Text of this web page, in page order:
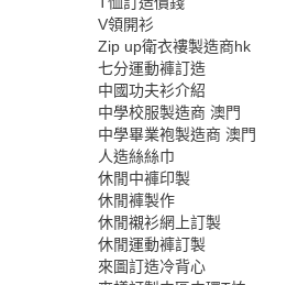
V領開衫
Zip up衛衣褸製造商hk
七分運動褲訂造
中國功夫衫介紹
中學校服製造商 澳門
中學畢業袍製造商 澳門
人造絲絲巾
休閒中褲印製
休閒褲製作
休閒襯衫網上訂製
休閒運動褲訂製
來圖訂造冷背心